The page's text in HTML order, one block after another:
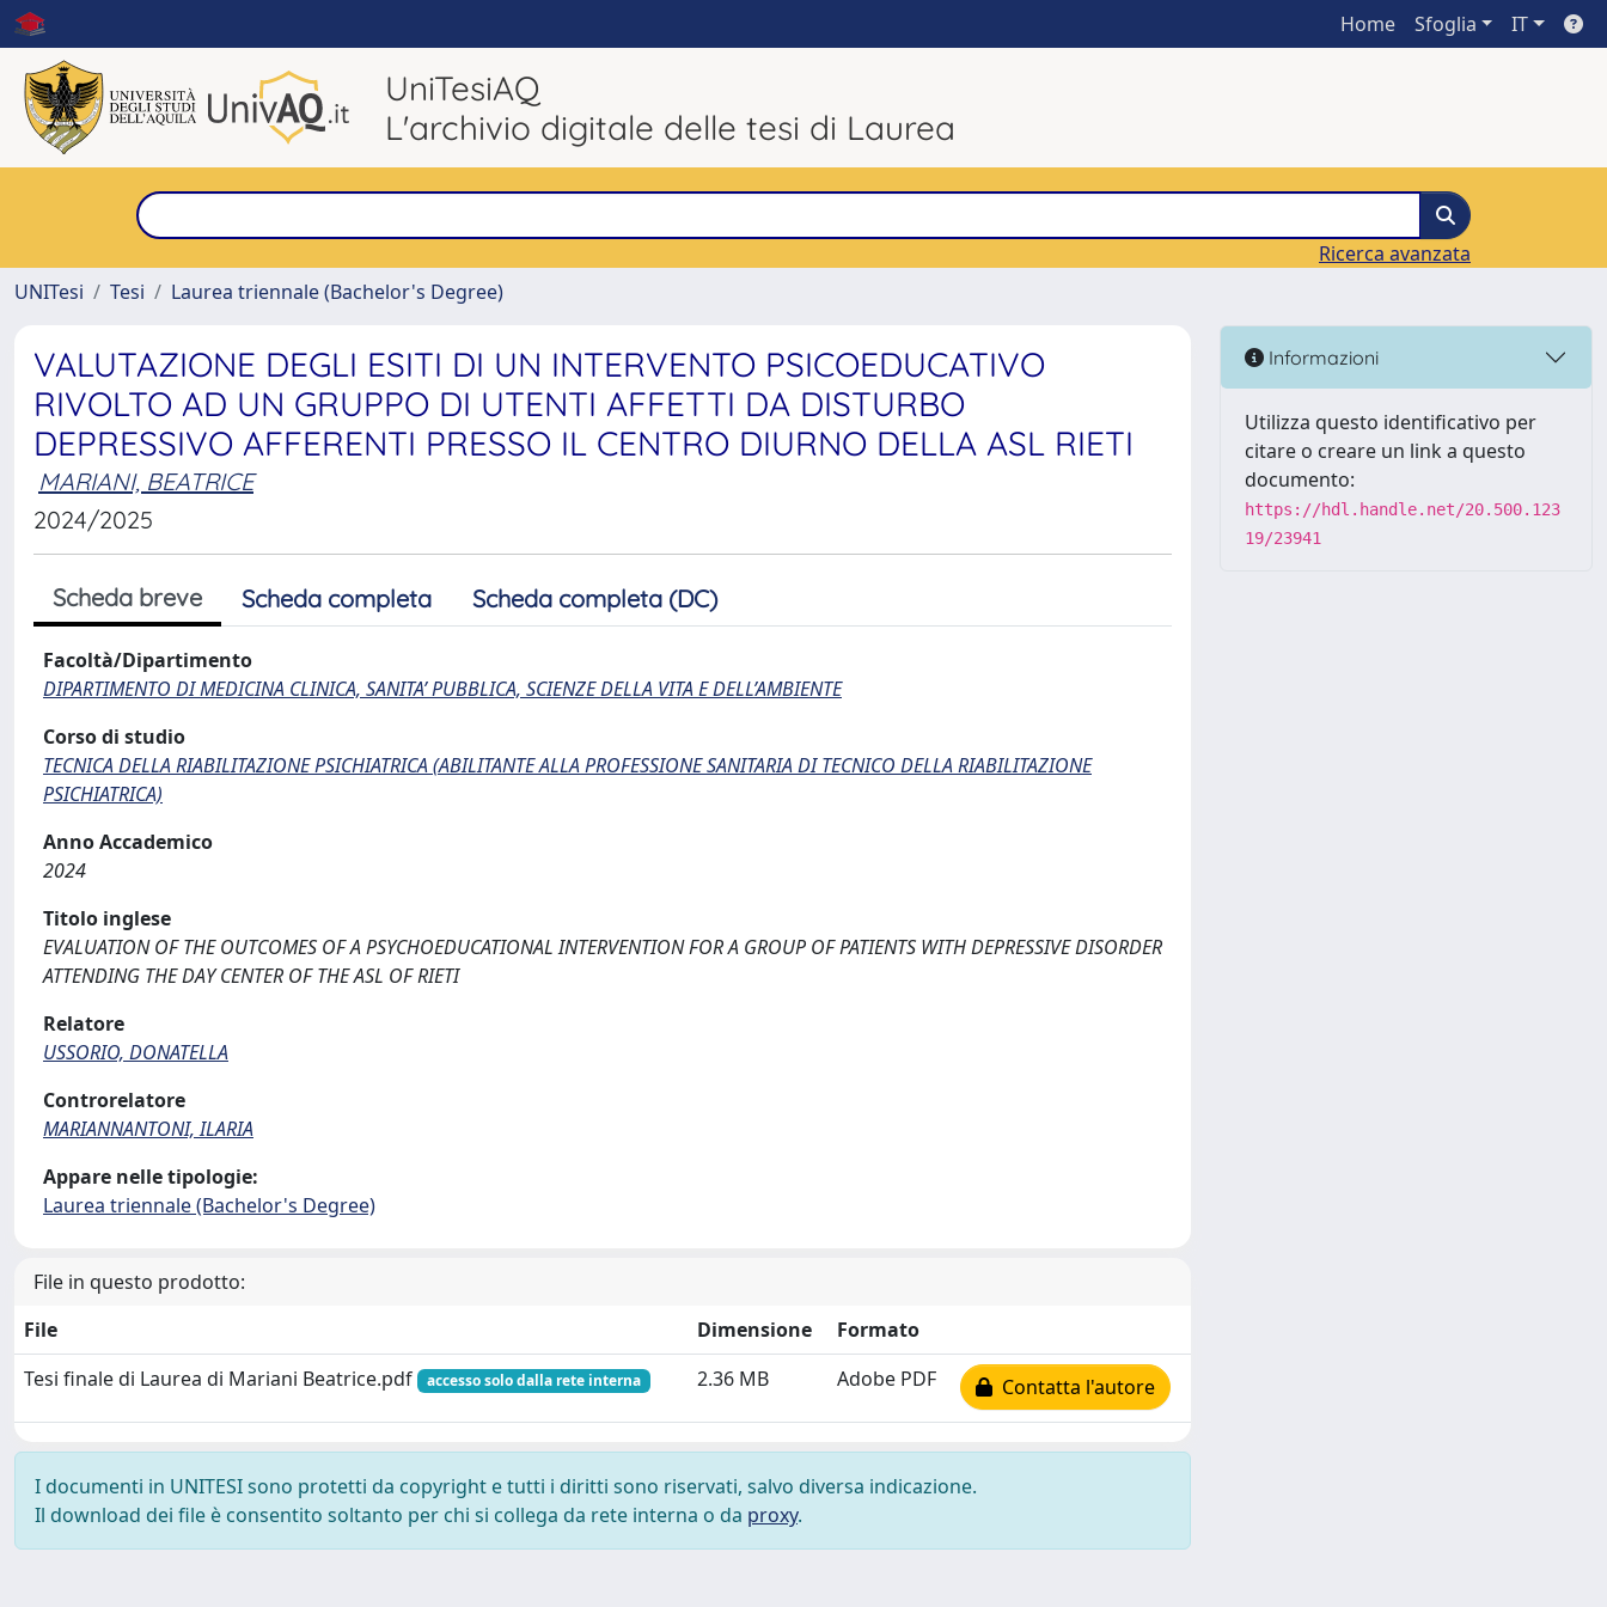
Home Sfoglia IT
UniTesiAQ
L'archivio digitale delle tesi di Laurea
Ricerca avanzata
UNITesi
Tesi Laurea triennale (Bachelor's Degree)
VALUTAZIONE DEGLI ESITI DI UN INTERVENTO PSICOEDUCATIVO
RIVOLTO AD UN GRUPPO DI UTENTI AFFETTI DA DISTURBO
DEPRESSIVO AFFERENTI PRESSO IL CENTRO DIURNO DELLA ASL RIETI
MARIANI, BEATRICE
2024/2025
Scheda breve Scheda completa Scheda completa (DC)
Facoltà/Dipartimento
DIPARTIMENTO DI MEDICINA CLINICA, SANITA’ PUBBLICA, SCIENZE DELLA VITA E DELL’AMBIENTE
Corso di studio
TECNICA DELLA RIABILITAZIONE PSICHIATRICA (ABILITANTE ALLA PROFESSIONE SANITARIA DI TECNICO DELLA RIABILITAZIONE
PSICHIATRICA)
Anno Accademico
2024
Titolo inglese
EVALUATION OF THE OUTCOMES OF A PSYCHOEDUCATIONAL INTERVENTION FOR A GROUP OF PATIENTS WITH DEPRESSIVE DISORDER
ATTENDING THE DAY CENTER OF THE ASL OF RIETI
Relatore
USSORIO, DONATELLA
Controrelatore
MARIANNANTONI, ILARIA
Appare nelle tipologie:
Laurea triennale (Bachelor's Degree)
File in questo prodotto:
File
Dimensione
Formato
Tesi finale di Laurea di Mariani Beatrice.pdf
accesso solo dalla rete interna 2.36 MB Adobe PDF Contatta l'autore
I documenti in UNITESI sono protetti da copyright e tutti i diritti sono riservati, salvo diversa indicazione.
Il download dei file è consentito soltanto per chi si collega da rete interna o da proxy.
Informazioni
Utilizza questo identificativo per
citare o creare un link a questo
documento:
https://hdl.handle.net/20.500.123
19/23941